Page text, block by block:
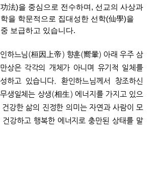
法)을 중심으로 전수하며, 선교의 사상과
을 학문적으로 집대성한 선학(仙學)을
보급하고 있습니다.
하느님(桓因上帝) 향훈(嚮暈) 아래 우주 삼
상은 각각의 개체가 아니며 유기적 일체를
하고 있습니다. 환인하느님께서 창조하신
생일체는 상생(相生) 에너지를 가지고 있으
건강한 삶의 진정한 의미는 자연과 사람이 모
건강하고 행복한 에너지로 충만된 상태를 말